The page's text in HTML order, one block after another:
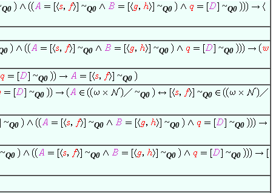
Q0 ~Q0 ~Q0 ~Q0
~Q0 ~Q0 ~Q0
~Q0 ~Q0
~Q0 ~Q0 ~Q0
~Q0 ~Q0 ~Q0 ~Q0
~Q0 ~Q0 ~Q0 ~Q0